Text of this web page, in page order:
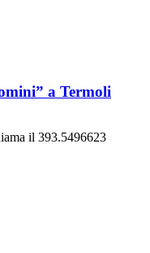
a Termoli
il 393.5496623